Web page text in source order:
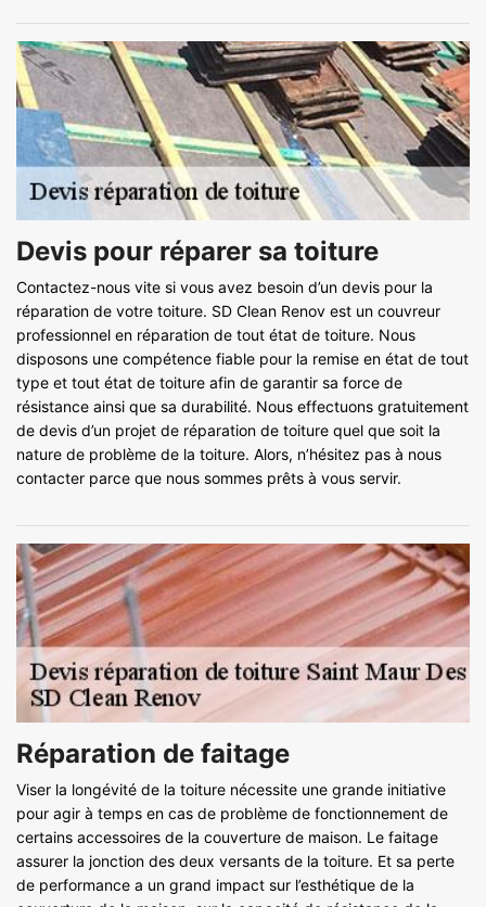
Devis pour réparer sa toiture
Contactez-nous vite si vous avez besoin d’un devis pour la
réparation de votre toiture. SD Clean Renov est un couvreur
professionnel en réparation de tout état de toiture. Nous
disposons une compétence fiable pour la remise en état de tout
type et tout état de toiture afin de garantir sa force de
résistance ainsi que sa durabilité. Nous effectuons gratuitement
de devis d’un projet de réparation de toiture quel que soit la
nature de problème de la toiture. Alors, n’hésitez pas à nous
contacter parce que nous sommes prêts à vous servir.
Réparation de faitage
Viser la longévité de la toiture nécessite une grande initiative
pour agir à temps en cas de problème de fonctionnement de
certains accessoires de la couverture de maison. Le faitage
assurer la jonction des deux versants de la toiture. Et sa perte
de performance a un grand impact sur l’esthétique de la